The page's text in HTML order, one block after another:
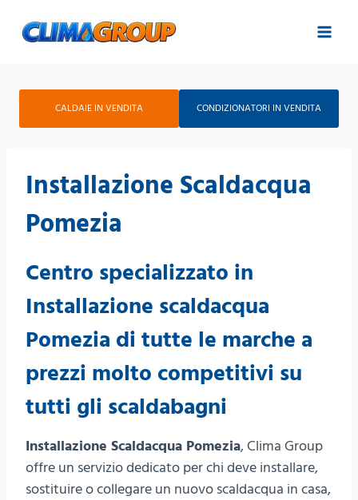
CALDAIE IN VENDITA CONDIZIONATORI IN VENDITA
Installazione Scaldacqua
Pomezia
Centro specializzato in
Installazione scaldacqua
Pomezia di tutte le marche a
prezzi molto competitivi su
tutti gli scaldabagni
Installazione Scaldacqua Pomezia, Clima Group
offre un servizio dedicato per chi deve installare,
sostituire o collegare un nuovo scaldacqua in casa,